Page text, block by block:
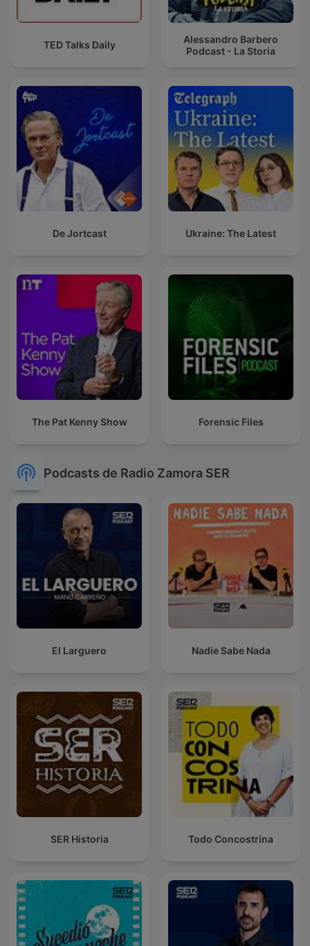
TED Talks Daily
Alessandro Barbero
Podcast - La Storia
De Jortcast Ukraine: The Latest
The Pat Kenny Show Forensic Files
Podcasts de Radio Zamora SER
El Larguero Nadie Sabe Nada
SER Historia Todo Concostrina